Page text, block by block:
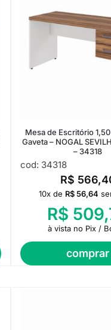
Mesa de Escritório
Gaveta – NOGAL
– 34318
cod: 34318
R$
comprar
10x de R$56,64
R$
à vista no Pix /